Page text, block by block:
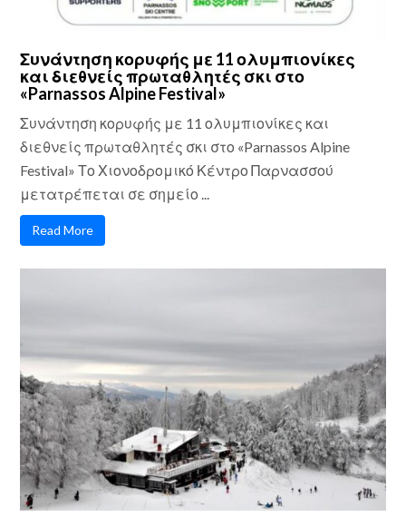
Συνάντηση κορυφής με 11 ολυμπιονίκες
και διεθνείς πρωταθλητές σκι στο
«Parnassos Alpine Festival»
Συνάντηση κορυφής με 11 ολυμπιονίκες και
διεθνείς πρωταθλητές σκι στο «Parnassos Alpine
Festival» Το Χιονοδρομικό Κέντρο Παρνασσού
μετατρέπεται σε σημείο ...
Read More